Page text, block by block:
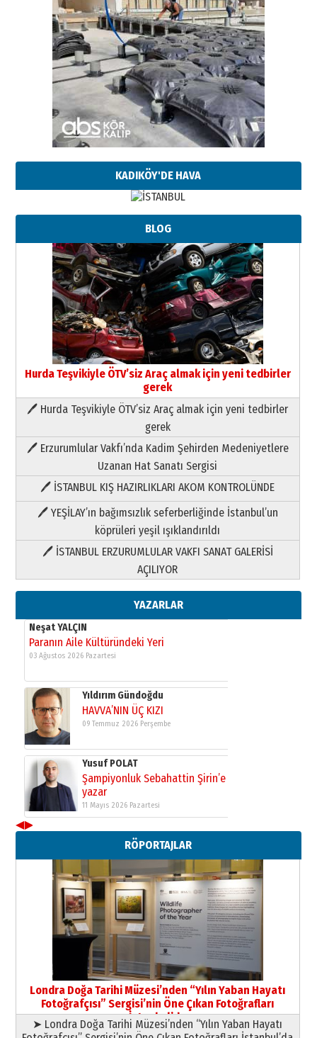
KADIKÖY'DE HAVA
BLOG
Hurda Teşvikiyle ÖTV’siz Araç almak için yeni tedbirler
gerek
🖊 Hurda Teşvikiyle ÖTV’siz Araç almak için yeni tedbirler
gerek
🖊 Erzurumlular Vakfı’nda Kadim Şehirden Medeniyetlere
Uzanan Hat Sanatı Sergisi
🖊 İSTANBUL KIŞ HAZIRLIKLARI AKOM KONTROLÜNDE
🖊 YEŞİLAY’ın bağımsızlık seferberliğinde İstanbul’un
köprüleri yeşil ışıklandırıldı
🖊 İSTANBUL ERZURUMLULAR VAKFI SANAT GALERİSİ
AÇILIYOR
YAZARLAR
Paranın Aile Kültüründeki Yeri
03 Ağustos 2026 Pazartesi
Yıldırım Gündoğdu
HAVVA’NIN ÜÇ KIZI
09 Temmuz 2026 Perşembe
Yusuf POLAT
Şampiyonluk Sebahattin Şirin’e
yazar
11 Mayıs 2026 Pazartesi
Neşat YALÇIN
Paranın Aile Kültüründeki Yeri
03 Ağustos 2026 Pazartesi
Yıldırım Gündoğdu
HAVVA’NIN ÜÇ KIZI
09 Temmuz 2026 Perşembe
Yusuf POLAT
Şampiyonluk Sebahattin Şirin’e
yazar
11 Mayıs 2026 Pazartesi
Neşat YALÇIN
Paranın Aile Kültüründeki Yeri
03 Ağustos 2026 Pazartesi
Yıldırım Gündoğdu
HAVVA’NIN ÜÇ KIZI
09 Temmuz 2026 Perşembe
Yusuf POLAT
Şampiyonluk Sebahattin Şirin’e
yazar
11 Mayıs 2026 Pazartesi
◀▶
RÖPORTAJLAR
Londra Doğa Tarihi Müzesi’nden “Yılın Yaban Hayatı
Fotoğrafçısı” Sergisi’nin Öne Çıkan Fotoğrafları
İstanbul’da
➤ Londra Doğa Tarihi Müzesi’nden “Yılın Yaban Hayatı